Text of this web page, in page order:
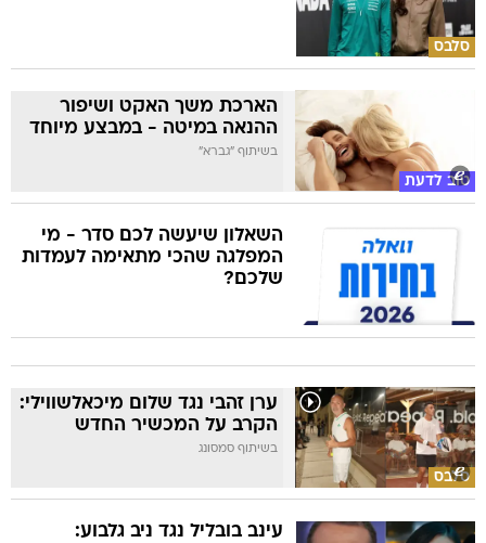
סלבס
טוב לדעת
הארכת משך האקט ושיפור
ההנאה במיטה - במבצע מיוחד
בשיתוף "גברא"
השאלון שיעשה לכם סדר - מי
המפלגה שהכי מתאימה לעמדות
שלכם?
סלבס
ערן זהבי נגד שלום מיכאלשווילי:
הקרב על המכשיר החדש
בשיתוף סמסונג
עינב בובליל נגד ניב גלבוע: